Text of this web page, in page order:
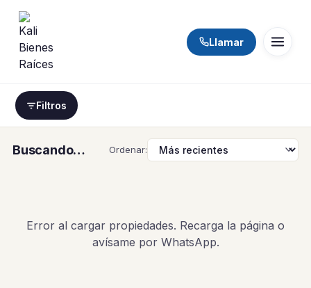
Llamar
Filtros
Buscando… Ordenar:
Error al cargar propiedades. Recarga la página o
avísame por WhatsApp.